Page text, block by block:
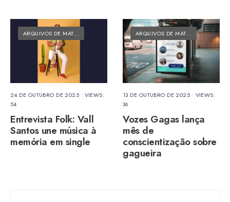
ARQUIVOS DE MATÉRIAS MATÉRIAS DO FOLK
24 DE OUTUBRO DE 2025 • VIEWS:
54
Entrevista Folk: Vall
Santos une música à
memória em single
ARQUIVOS DE MATÉRIAS •
13 DE OUTUBRO DE 2025 • VIEWS:
36
Vozes Gagas lança
mês de
conscientização sobre
gagueira